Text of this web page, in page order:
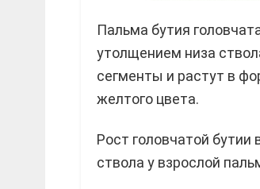
Пальма бутия
утолщением низа
сегменты и растут в
желтого цвета.
Рост головчатой
ствола у взрослой